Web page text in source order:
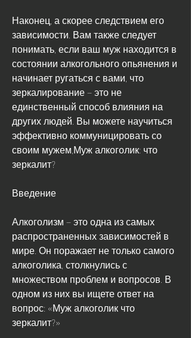
Наконец, а скорее следствием его
зависимости. Вам также следует
понимать, если ваш муж находится в
состоянии алкогольного опьянения и
начинает ругаться с вами, что
зеркалирование – это не
единственный способ влияния на
других людей. Вы можете научиться
эффективно коммуницировать со
своим мужем,Муж алкоголик: что
зеркалит?
Введение
Алкоголизм – это одна из самых
распространенных зависимостей в
мире. Он поражает не только самого
алкоголика, столкнулись с
множеством проблем и вопросов. В
одном из них вы ищете ответ на
вопрос: «Муж алкоголик что
зеркалит?»